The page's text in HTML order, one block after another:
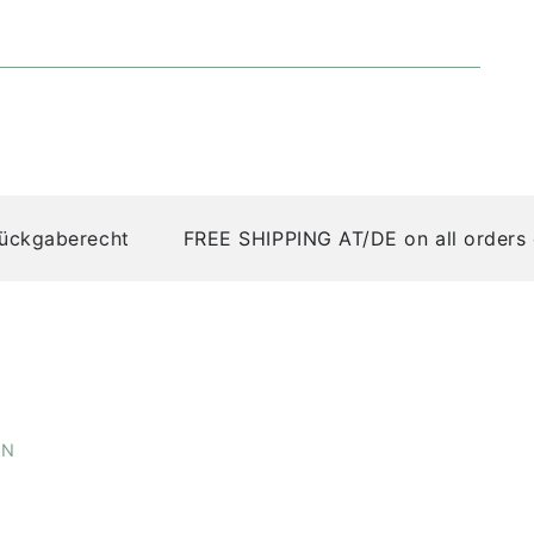
den Anforderungen des
FREE SHIPPING AT/DE on all orders